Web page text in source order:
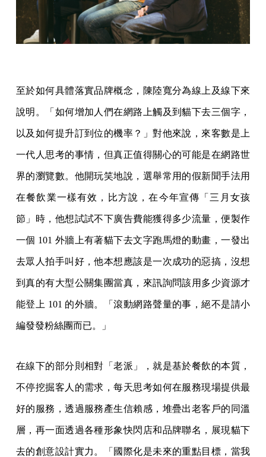
至於如何具體落實品牌概念，陳陸寬分為線上及線下來
說明。「如何增加人們在網路上觸及到貓下去三個字，
以及如何提升訂到位的機率？」對他來說，來客數是上
一代人思考的事情，但真正值得關心的可能是在網路世
界的瀏覽數。他開玩笑地說，選舉常用的假新聞手法用
在餐飲業一樣有效，比方說，在今年宣傳「三月女孩
節」時，他想試試不下廣告費能獲得多少流量，便製作
一個 101 外牆上有著貓下去文字跑馬燈的動畫，一發出
去眾人拍手叫好，他本想應該是一次成功的惡搞，沒想
到真的有大型公關集團當真，來訊詢問該用多少資源才
能登上 101 的外牆。「滾動網路聲量的事，絕不是請小
編發發粉絲團而已。」
在線下的部分則相對「老派」，就是基於餐飲的本質，
不停挖掘客人的需求，每天思考如何在服務現場提供最
好的服務，透過服務產生信賴感，堆疊出老客戶的同溫
層，再一面透過各種形象快閃店和品牌聯名，展現貓下
去的創意設計實力。「國際化是未來的重點目標，當我